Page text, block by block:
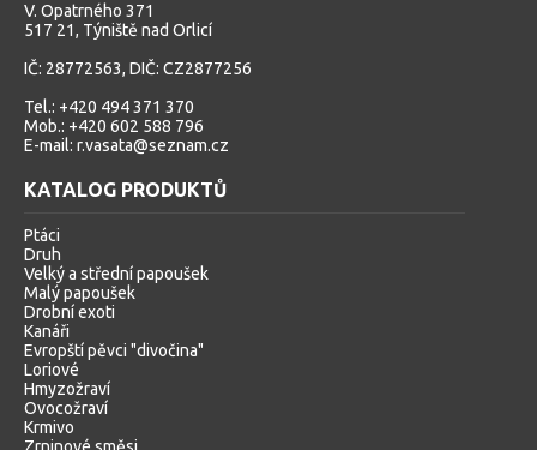
V. Opatrného 371
517 21, Týniště nad Orlicí
IČ: 28772563, DIČ: CZ2877256
Tel.: +420 494 371 370
Mob.: +420 602 588 796
E-mail: r.vasata@seznam.cz
KATALOG PRODUKTŮ
Ptáci
Druh
Velký a střední papoušek
Malý papoušek
Drobní exoti
Kanáři
Evropští pěvci "divočina"
Loriové
Hmyzožraví
Ovocožraví
Krmivo